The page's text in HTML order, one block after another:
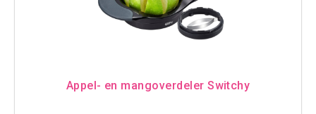
Appel- en mangoverdeler Switchy